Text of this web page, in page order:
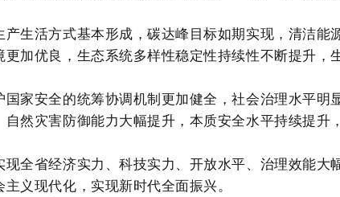
生活方式基本形成，碳达峰目标如期实现，清洁能
加优良，生态系统多样性稳定性持续性不断提升，
家安全的统筹协调机制更加健全，社会治理水平明
然灾害防御能力大幅提升，本质安全水平持续提升
全省经济实力、科技实力、开放水平、治理效能大
义现代化，实现新时代全面振兴。